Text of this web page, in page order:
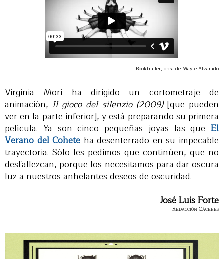
Booktrailer, obra de Mayte Alvarado
Virginia Mori ha dirigido un cortometraje de
animación, Il gioco del silenzio (2009) [que pueden
ver en la parte inferior], y está preparando su primera
película. Ya son cinco pequeñas joyas las que El
Verano del Cohete ha desenterrado en su impecable
trayectoria. Sólo les pedimos que continúen, que no
desfallezcan, porque los necesitamos para dar oscura
luz a nuestros anhelantes deseos de oscuridad.
José Luis Forte
Redacción Cáceres